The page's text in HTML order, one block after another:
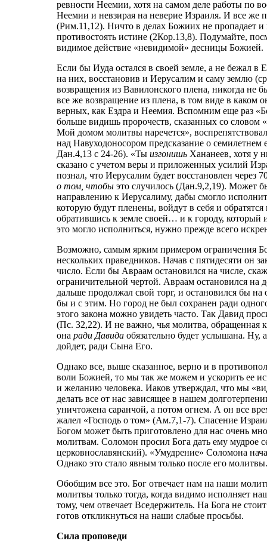
ревности Неемии, хотя на самом деле работы по
Неемии и невзирая на неверие Израиля. И все же
(Рим.11,12). Ничто в делах Божиих не
противостоять истине (2Кор.13,8). Подумайте,
видимое действие «невидимой» десницы Божией.
Если бы Иуда остался в своей земле, а не бежал в
на них, восстановив и Иерусалим и саму землю
возвращения из Вавилонского плена, никогда
все же возвращение из плена, в том виде в каком
верных, как Ездра и Неемия. Вспомним еще раз
больше видишь пророчеств, сказанных со
Мой домом молитвы наречется»,
над Навуходоносором предсказание о
Дан.4,13 с 24-26). «Ты изгонишь Хананеев, хотя у
сказано с учетом веры и приложенных усилий
познал, что Иерусалим будет восстановлен
о том, чтобы это случилось (Дан.9,2,19). Может
направлению к Иерусалиму, дабы смогло
которую будут пленены, войдут в себя и
обратившись к земле своей… и к городу,
это могло исполниться, нужно прежде всего
Возможно, самым ярким примером ограничения
нескольких праведников. Начав с пятидесяти он
число. Если бы Авраам остановился на числе,
ограничительной чертой. Авраам остановился
дальше продолжал свой торг, и остановился бы
бы и с этим. Но город не был сохранен ради
этого закона можно увидеть часто. Так Давид
(Пс. 32,22). И не важно, чья молитва, обращенная
она ради Давида обязательно будет услышана. Ну,
дойдет, ради Сына Его.
Однако все, выше сказанное, верно и в
воли Божией, то мы так же можем и ускорить ее
и желанию человека. Иаков утверждал, что мы
делать все от нас зависящее в нашем
уничтожена саранчой, а потом огнем. А он все
жалел «Господь о том» (Ам.7,1-7). Спасение
Богом может быть приготовлено для нас очень
молитвам. Соломон просил Бога дать ему мудрое
церковнославянский). «Умудрение» Соломона
Однако это стало явным только после его молитвы.
Обобщим все это. Бог отвечает нам на наши
молитвы только тогда, когда видимо исполняет
тому, чем отвечает Вседержитель. На Бога не
готов откликнуться на наши слабые просьбы.
Сила проповеди